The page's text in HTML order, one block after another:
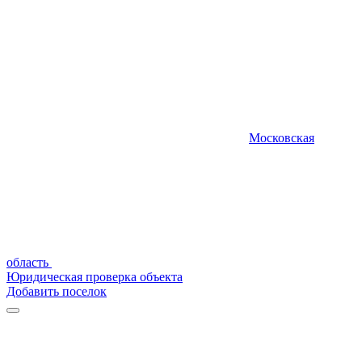
Московская
область
Юридическая проверка объекта
Добавить поселок